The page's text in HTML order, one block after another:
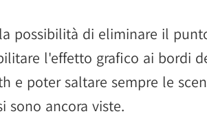
possibilità di eliminare il
l'effetto grafico ai bordi
e poter saltare sempre le
sono ancora viste.